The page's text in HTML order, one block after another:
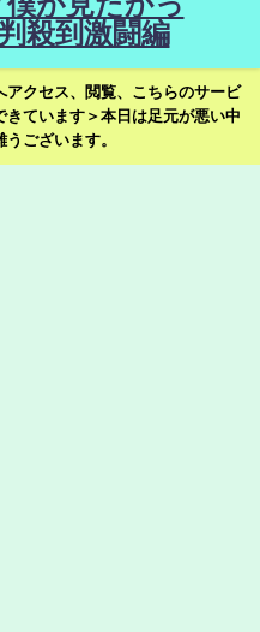
殺到激闘編
アクセス、閲覧、こちらのサービ
ています＞本日は足元が悪い中
ございます。